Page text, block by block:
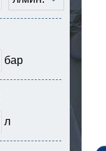
бар
л